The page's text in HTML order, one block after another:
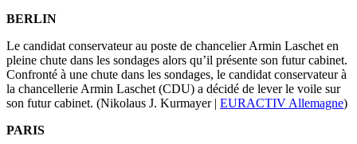
BERLIN
Le candidat conservateur au poste de chancelier Armin Laschet en
pleine chute dans les sondages alors qu’il présente son futur cabinet.
Confronté à une chute dans les sondages, le candidat conservateur à
la chancellerie Armin Laschet (CDU) a décidé de lever le voile sur
son futur cabinet. (Nikolaus J. Kurmayer | EURACTIV Allemagne)
PARIS